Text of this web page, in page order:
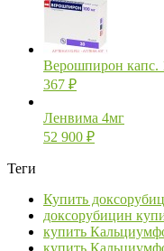
Верошпирон
367 ₽
Ленвима 4мг
52 900 ₽
Теги
Купить
доксорубицин
купить